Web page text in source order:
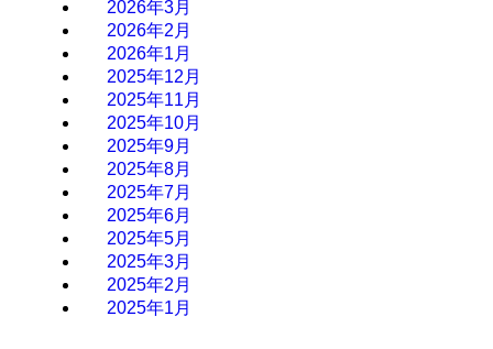
2026年3月
2026年2月
2026年1月
2025年12月
2025年11月
2025年10月
2025年9月
2025年8月
2025年7月
2025年6月
2025年5月
2025年3月
2025年2月
2025年1月